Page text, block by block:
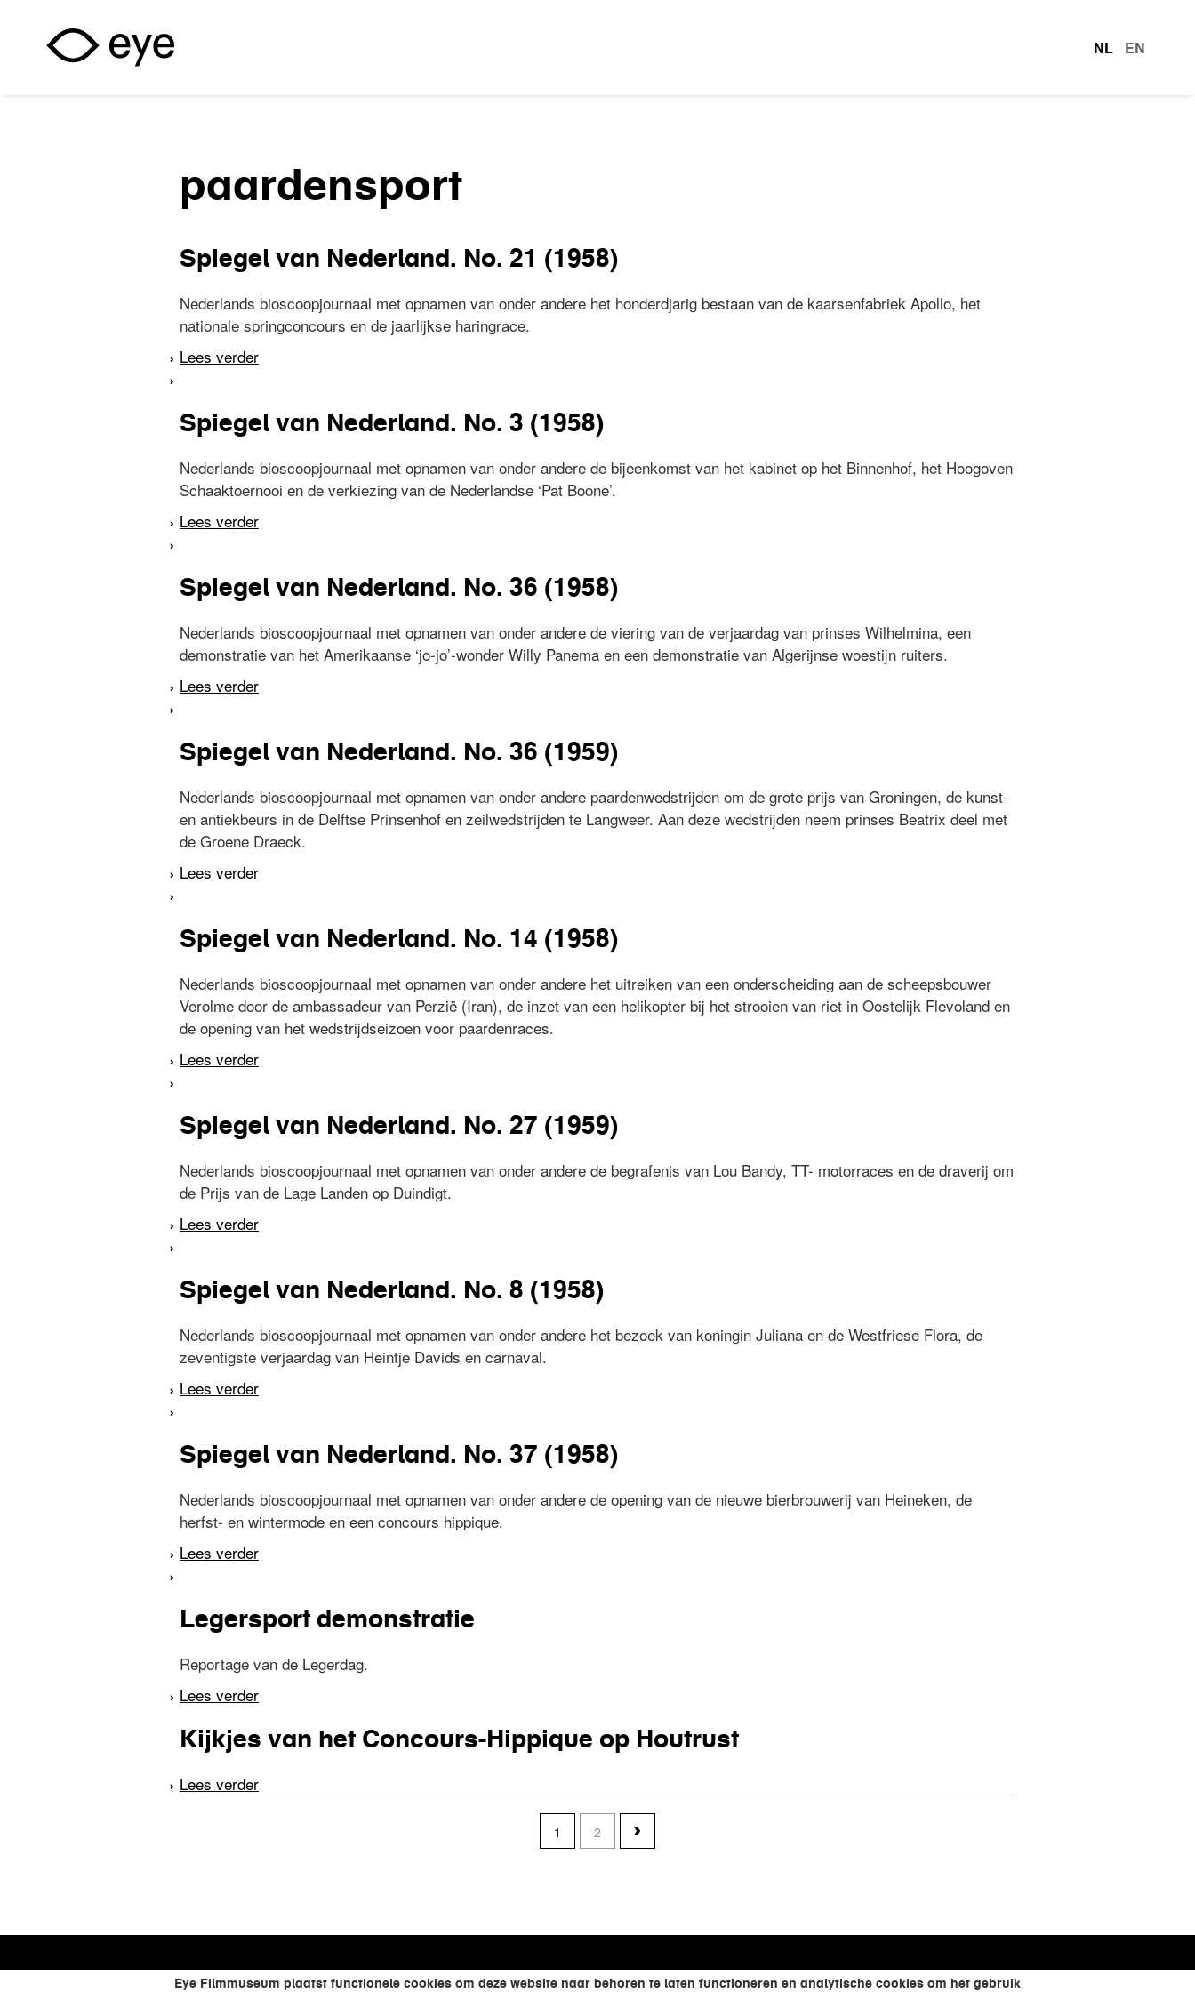
Eye Filmmuseum plaatst functionele cookies om deze website naar behoren te laten functioneren en analytische cookies om het gebruik
NL EN
paardensport
Spiegel van Nederland. No. 21 (1958)
Nederlands bioscoopjournaal met opnamen van onder andere het honderdjarig bestaan van de kaarsenfabriek Apollo, het
nationale springconcours en de jaarlijkse haringrace.
Lees verder
Spiegel van Nederland. No. 3 (1958)
Nederlands bioscoopjournaal met opnamen van onder andere de bijeenkomst van het kabinet op het Binnenhof, het Hoogoven
Schaaktoernooi en de verkiezing van de Nederlandse ‘Pat Boone’.
Lees verder
Spiegel van Nederland. No. 36 (1958)
Nederlands bioscoopjournaal met opnamen van onder andere de viering van de verjaardag van prinses Wilhelmina, een
demonstratie van het Amerikaanse ‘jo-jo’-wonder Willy Panema en een demonstratie van Algerijnse woestijn ruiters.
Lees verder
Spiegel van Nederland. No. 36 (1959)
Nederlands bioscoopjournaal met opnamen van onder andere paardenwedstrijden om de grote prijs van Groningen, de kunst-
en antiekbeurs in de Delftse Prinsenhof en zeilwedstrijden te Langweer. Aan deze wedstrijden neem prinses Beatrix deel met
de Groene Draeck.
Lees verder
Spiegel van Nederland. No. 14 (1958)
Nederlands bioscoopjournaal met opnamen van onder andere het uitreiken van een onderscheiding aan de scheepsbouwer
Verolme door de ambassadeur van Perzië (Iran), de inzet van een helikopter bij het strooien van riet in Oostelijk Flevoland en
de opening van het wedstrijdseizoen voor paardenraces.
Lees verder
Spiegel van Nederland. No. 27 (1959)
Nederlands bioscoopjournaal met opnamen van onder andere de begrafenis van Lou Bandy, TT- motorraces en de draverij om
de Prijs van de Lage Landen op Duindigt.
Lees verder
Spiegel van Nederland. No. 8 (1958)
Nederlands bioscoopjournaal met opnamen van onder andere het bezoek van koningin Juliana en de Westfriese Flora, de
zeventigste verjaardag van Heintje Davids en carnaval.
Lees verder
Spiegel van Nederland. No. 37 (1958)
Nederlands bioscoopjournaal met opnamen van onder andere de opening van de nieuwe bierbrouwerij van Heineken, de
herfst- en wintermode en een concours hippique.
Lees verder
Legersport demonstratie
Reportage van de Legerdag.
Lees verder
Kijkjes van het Concours-Hippique op Houtrust
Lees verder
1 2